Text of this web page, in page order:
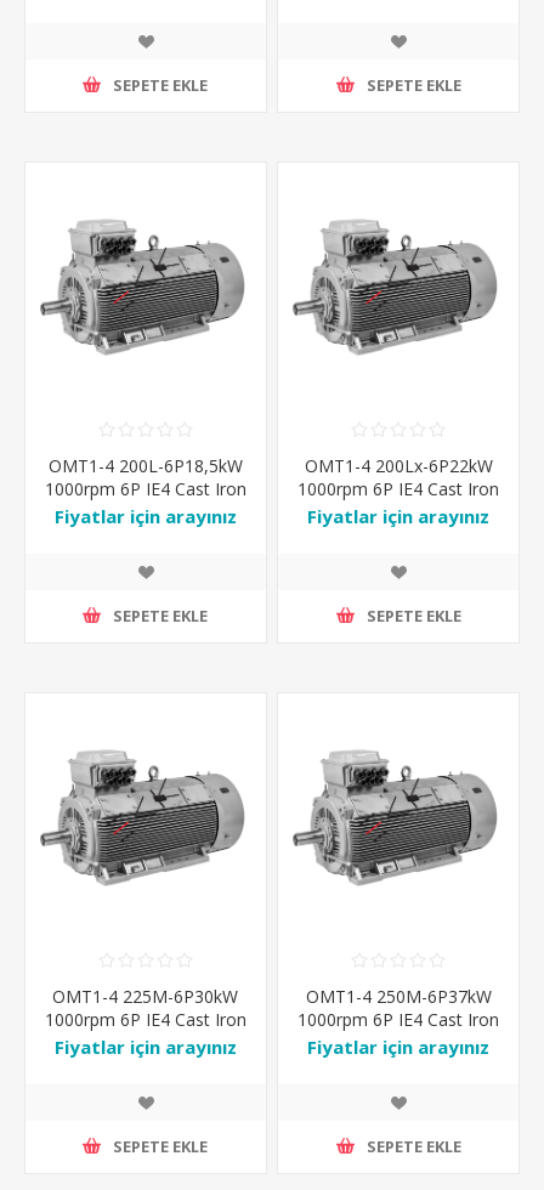
SEPETE EKLE SEPETE EKLE
OMT1-4 200L-6P18,5kW
1000rpm 6P IE4 Cast Iron
IP55 IM-B3 Ral7031
Fiyatlar için arayınız
SEPETE EKLE
OMT1-4 200Lx-6P22kW
1000rpm 6P IE4 Cast Iron
IP55 IM-B3 Ral7031
Fiyatlar için arayınız
SEPETE EKLE
OMT1-4 225M-6P30kW
1000rpm 6P IE4 Cast Iron
IP55 IM-B3 Ral7031
Fiyatlar için arayınız
SEPETE EKLE
OMT1-4 250M-6P37kW
1000rpm 6P IE4 Cast Iron
IP55 IM-B3 Ral7031
Fiyatlar için arayınız
SEPETE EKLE